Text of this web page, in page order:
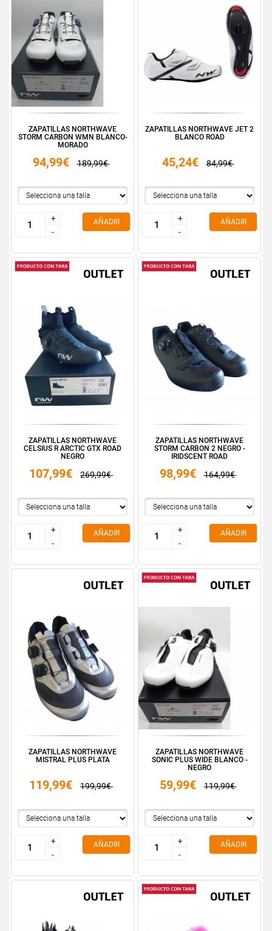
ZAPATILLAS NORTHWAVE
STORM CARBON WMN BLANCO-
MORADO
94,99€ 189,99€
+
-
+
-
AÑADIR
ZAPATILLAS NORTHWAVE JET 2
BLANCO ROAD
45,24€ 84,99€
+
-
+
-
AÑADIR
ZAPATILLAS NORTHWAVE
CELSIUS R ARCTIC GTX ROAD
NEGRO
107,99€ 269,99€
+
-
+
-
AÑADIR
ZAPATILLAS NORTHWAVE
STORM CARBON 2 NEGRO -
IRIDSCENT ROAD
98,99€ 164,99€
+
-
+
-
AÑADIR
ZAPATILLAS NORTHWAVE
MISTRAL PLUS PLATA
119,99€ 199,99€
+
-
+
-
AÑADIR
ZAPATILLAS NORTHWAVE
SONIC PLUS WIDE BLANCO -
NEGRO
59,99€ 119,99€
+
-
+
-
AÑADIR